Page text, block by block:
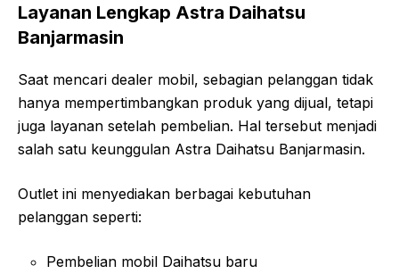
Layanan Lengkap Astra Daihatsu
Banjarmasin
Saat mencari dealer mobil, sebagian pelanggan tidak
hanya mempertimbangkan produk yang dijual, tetapi
juga layanan setelah pembelian. Hal tersebut menjadi
salah satu keunggulan Astra Daihatsu Banjarmasin.
Outlet ini menyediakan berbagai kebutuhan
pelanggan seperti:
Pembelian mobil Daihatsu baru